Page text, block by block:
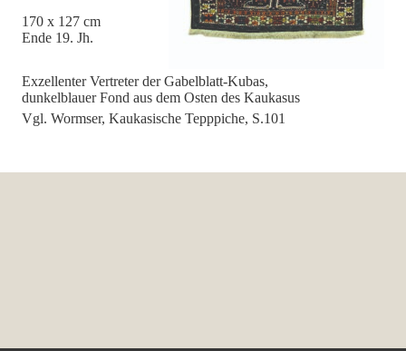
170 x 127 cm
Ende 19. Jh.
Exzellenter Vertreter der Gabelblatt-Kubas,
dunkelblauer Fond aus dem Osten des Kaukasus
Vgl. Wormser, Kaukasische Tepppiche, S.101